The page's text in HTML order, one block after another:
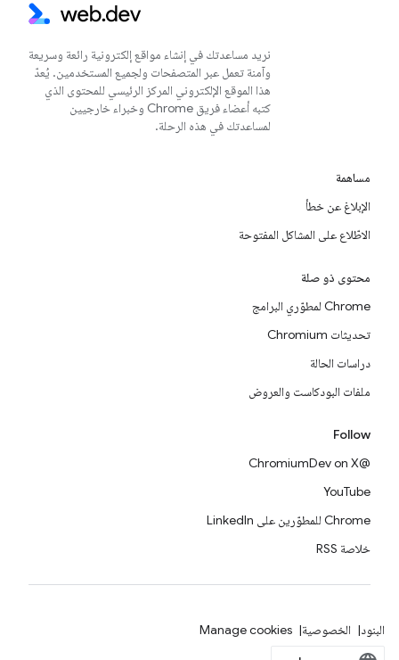
نريد مساعدتك في إنشاء مواقع إلكترونية رائعة وسريعة
وآمنة تعمل عبر المتصفحات ولجميع المستخدمين. يُعدّ
هذا الموقع الإلكتروني المركز الرئيسي للمحتوى الذي
كتبه أعضاء فريق Chrome وخبراء خارجيين
لمساعدتك في هذه الرحلة.
مساهمة
الإبلاغ عن خطأ
الاطّلاع على المشاكل المفتوحة
محتوى ذو صلة
Chrome لمطوّري البرامج
تحديثات Chromium
دراسات الحالة
ملفات البودكاست والعروض
Follow
@ChromiumDev on X
YouTube
Chrome للمطوّرين على LinkedIn
خلاصة RSS
البنود الخصوصية Manage cookies